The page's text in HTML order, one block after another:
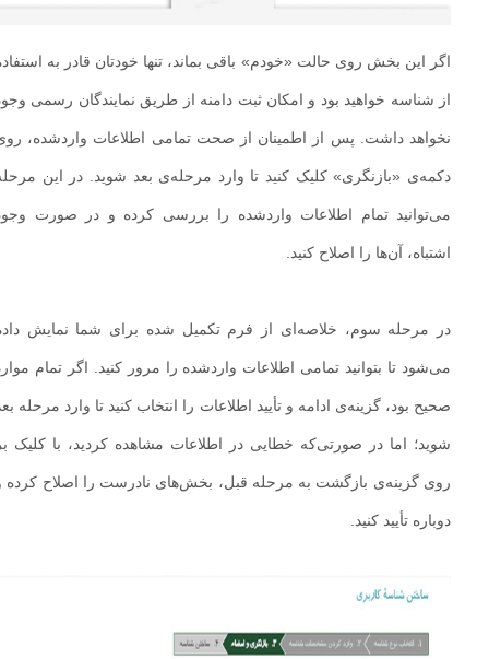
اگر این بخش روی حالت «خودم» باقی بماند، تنها خودتان قادر به استفاده
از شناسه خواهید بود و امکان ثبت دامنه از طریق نمایندگان رسمی وجود
نخواهد داشت. پس از اطمینان از صحت تمامی اطلاعات واردشده، روی
دکمه‌ی «بازنگری» کلیک کنید تا وارد مرحله‌ی بعد شوید. در این مرحله
می‌توانید تمام اطلاعات واردشده را بررسی کرده و در صورت وجود
اشتباه، آن‌ها را اصلاح کنید.
در مرحله سوم، خلاصه‌ای از فرم تکمیل‌ شده برای شما نمایش داده
می‌شود تا بتوانید تمامی اطلاعات واردشده را مرور کنید. اگر تمام موارد
صحیح بود، گزینه‌ی ادامه و تأیید اطلاعات را انتخاب کنید تا وارد مرحله بعد
شوید؛ اما در صورتی‌که خطایی در اطلاعات مشاهده کردید، با کلیک بر
روی گزینه‌ی بازگشت به مرحله قبل، بخش‌های نادرست را اصلاح کرده و
دوباره تأیید کنید.